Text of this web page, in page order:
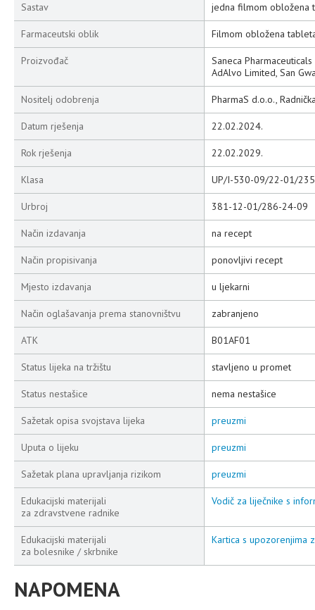
Sastav jedna filmom obložena
Farmaceutski oblik Filmom obložena
Proizvođač
Saneca
AdAlvo Limited, San
Nositelj odobrenja PharmaS d.o.o.,
Datum rješenja 22.02.2024.
Rok rješenja 22.02.2029.
Klasa UP/I-530-09/22-01/235
Urbroj 381-12-01/286-24-09
Način izdavanja na recept
Način propisivanja ponovljivi recept
Mjesto izdavanja u ljekarni
Način oglašavanja prema stanovništvu zabranjeno
ATK B01AF01
Status lijeka na tržištu stavljeno u promet
Status nestašice nema nestašice
Sažetak opisa svojstava lijeka preuzmi
Uputa o lijeku preuzmi
Sažetak plana upravljanja rizikom preuzmi
Edukacijski materijali
za zdravstvene radnike
Vodič za liječnike s
Edukacijski materijali
za bolesnike / skrbnike
Kartica s upozorenjima
NAPOMENA